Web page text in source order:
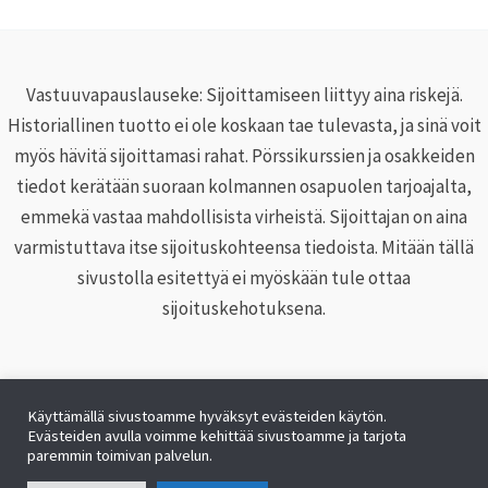
Vastuuvapauslauseke: Sijoittamiseen liittyy aina riskejä.
Historiallinen tuotto ei ole koskaan tae tulevasta, ja sinä voit
myös hävitä sijoittamasi rahat. Pörssikurssien ja osakkeiden
tiedot kerätään suoraan kolmannen osapuolen tarjoajalta,
emmekä vastaa mahdollisista virheistä. Sijoittajan on aina
varmistuttava itse sijoituskohteensa tiedoista. Mitään tällä
sivustolla esitettyä ei myöskään tule ottaa
sijoituskehotuksena.
Copyright © 2026 Pörssikurssit.net |
Käyttämällä sivustoamme hyväksyt evästeiden käytön.
Evästeiden avulla voimme kehittää sivustoamme ja tarjota
paremmin toimivan palvelun.